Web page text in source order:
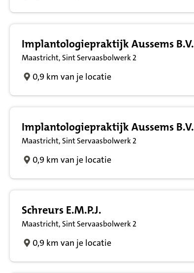
Implantologiepraktijk Aussems B.V.
Maastricht, Sint Servaasbolwerk 2
0,9 km van je locatie
Implantologiepraktijk Aussems B.V.
Maastricht, Sint Servaasbolwerk 2
0,9 km van je locatie
Schreurs E.M.P.J.
Maastricht, Sint Servaasbolwerk 2
0,9 km van je locatie